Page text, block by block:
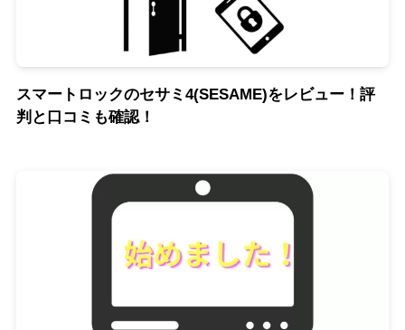
スマートロックのセサミ4(SESAME)をレビュー！評
判と口コミも確認！